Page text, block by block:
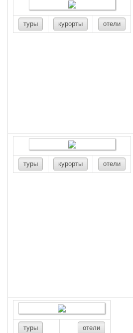
туры курорты отели
туры курорты отели
туры отели